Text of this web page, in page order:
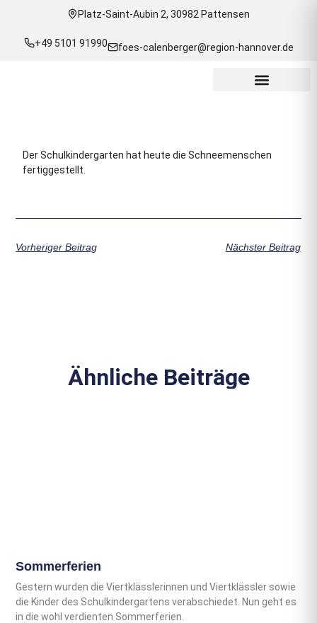
Platz-Saint-Aubin 2, 30982 Pattensen
+49 5101 91990 foes-calenberger@region-hannover.de
Der Schulkindergarten hat heute die Schneemenschen
fertiggestellt.
Vorheriger Beitrag Nächster Beitrag
Ähnliche Beiträge
Sommerferien
Gestern wurden die Viertklässlerinnen und Viertklässler sowie
die Kinder des Schulkindergartens verabschiedet. Nun geht es
in die wohl verdienten Sommerferien.